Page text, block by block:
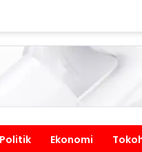
Politik Ekonomi